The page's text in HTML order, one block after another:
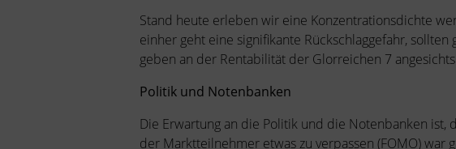
Stand heute erleben wir eine Konzentrationsdichte
einher geht eine signifikante Rückschlaggefahr,
geben an der Rentabilität der Glorreichen 7
Politik und Notenbanken
Die Erwartung an die Politik und die Notenbanken ist,
der Marktteilnehmer etwas zu verpassen (FOMO)